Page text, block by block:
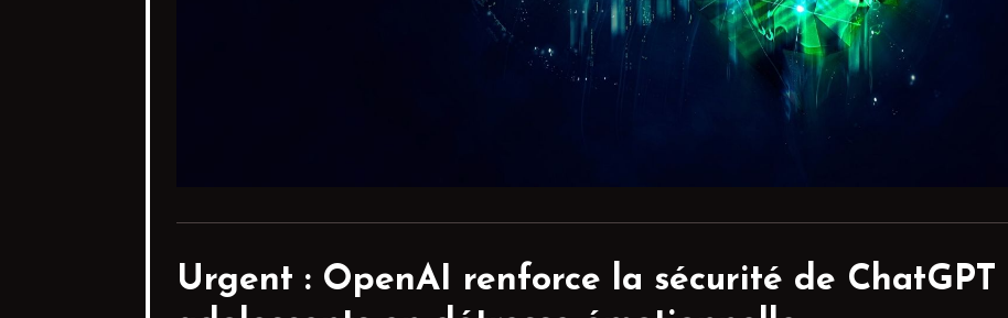
Urgent : OpenAI renforce la sécurité de ChatGPT